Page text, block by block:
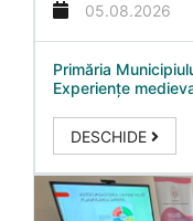
05.08.2026
Primăria
Experiențe
DESCHIDE